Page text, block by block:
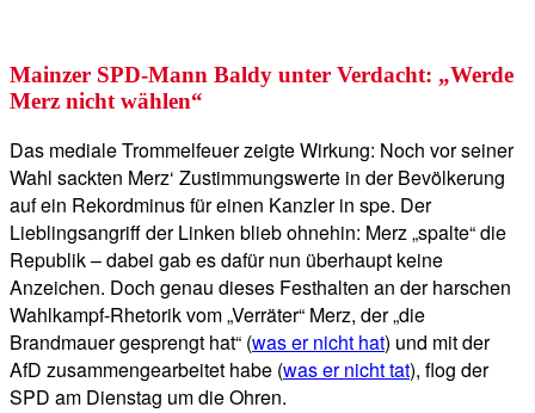
Mainzer SPD-Mann Baldy unter Verdacht: „Werde
Merz nicht wählen“
Das mediale Trommelfeuer zeigte Wirkung: Noch vor seiner
Wahl sackten Merz‘ Zustimmungswerte in der Bevölkerung
auf ein Rekordminus für einen Kanzler in spe. Der
Lieblingsangriff der Linken blieb ohnehin: Merz „spalte“ die
Republik – dabei gab es dafür nun überhaupt keine
Anzeichen. Doch genau dieses Festhalten an der harschen
Wahlkampf-Rhetorik vom „Verräter“ Merz, der „die
Brandmauer gesprengt hat“ (was er nicht hat) und mit der
AfD zusammengearbeitet habe (was er nicht tat), flog der
SPD am Dienstag um die Ohren.